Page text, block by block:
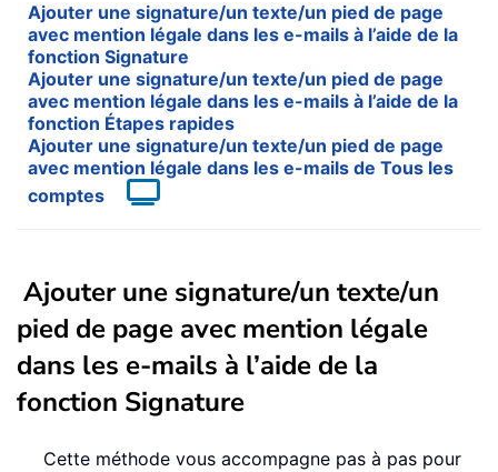
Ajouter une signature/un texte/un pied de page
avec mention légale dans les e-mails à l’aide de la
fonction Signature
Ajouter une signature/un texte/un pied de page
avec mention légale dans les e-mails à l’aide de la
fonction Étapes rapides
Ajouter une signature/un texte/un pied de page
avec mention légale dans les e-mails de Tous les
comptes
Ajouter une signature/un texte/un
pied de page avec mention légale
dans les e-mails à l’aide de la
fonction Signature
Cette méthode vous accompagne pas à pas pour